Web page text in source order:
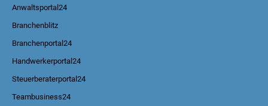
Anwaltsportal24
Branchenblitz
Branchenportal24
Handwerkerportal24
Steuerberaterportal24
Teambusiness24